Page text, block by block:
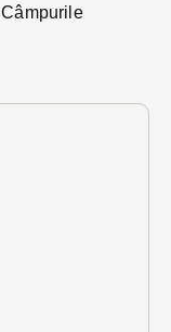
Câmpurile